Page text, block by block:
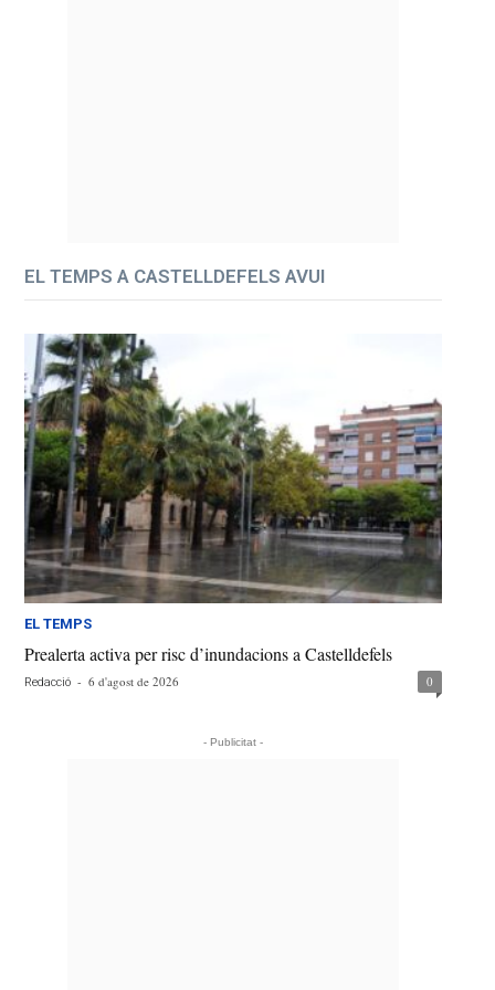
EL TEMPS A CASTELLDEFELS AVUI
EL TEMPS
Prealerta activa per risc d’inundacions a Castelldefels
Redacció - 6 d'agost de 2026 0
- Publicitat -